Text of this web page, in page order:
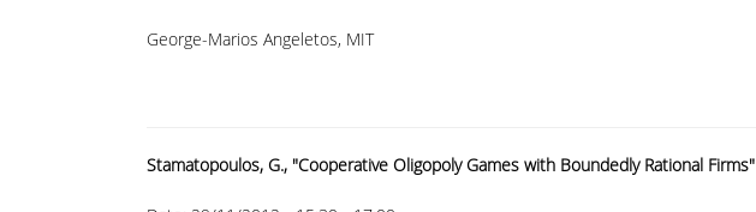
George-Marios Angeletos, MIT
Stamatopoulos, G., "Cooperative Oligopoly Games with Boundedly Rational Firms"